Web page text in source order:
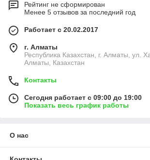
Рейтинг не сформирован
Менее 5 отзывов за последний год
Работает с 20.02.2017
г. Алматы
Республика Казахстан, г. Алматы, ул.
Алматы, Казахстан
Контакты
Сегодня работает с 09:00 до 19:00
Показать весь график работы
О нас